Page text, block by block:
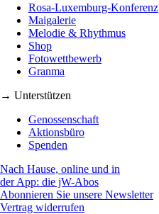
Rosa-Luxemburg-Konferenz
Maigalerie
Melodie & Rhythmus
Shop
Fotowettbewerb
Granma
→ Unterstützen
Genossenschaft
Aktionsbüro
Spenden
Nach Hause, online und in
der App: die jW-Abos
Abonnieren Sie unsere Newsletter
Vertrag widerrufen